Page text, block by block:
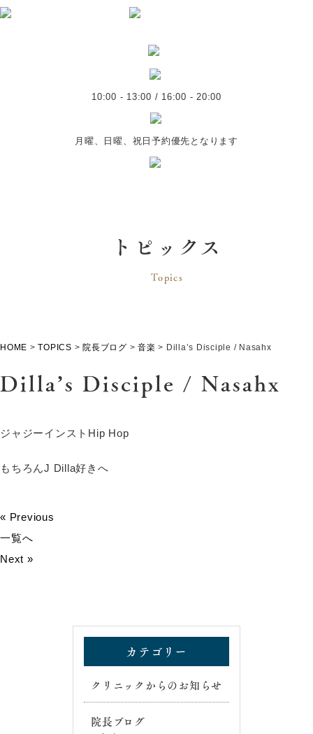
10:00 - 13:00 / 16:00 - 20:00
月曜、日曜、祝日予約優先となります
トピックス
Topics
HOME >TOPICS > 院長ブログ > 音楽 > Dilla’s Disciple / Nasahx
Dilla’s Disciple / Nasahx
ジャジーインストHip Hop
もちろんJ Dilla好きへ
« Previous
一覧へ
Next »
カテゴリー
クリニックからのお知らせ
院長ブログ